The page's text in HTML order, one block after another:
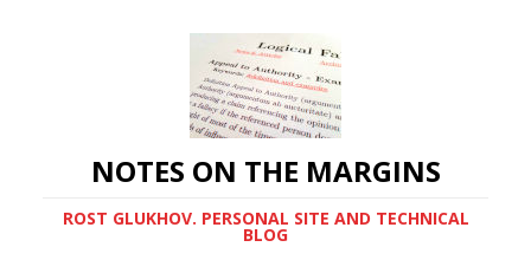
NOTES ON THE MARGINS
ROST GLUKHOV. PERSONAL SITE AND TECHNICAL
BLOG